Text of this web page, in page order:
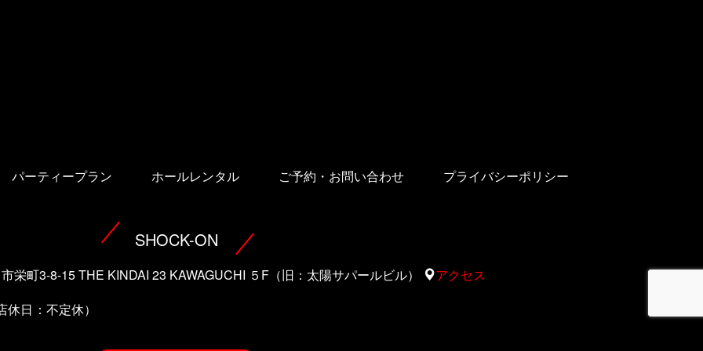
パーティープラン ホールレンタル ご予約・お問い合わせ プライバシーポリシー
SHOCK-ON
栄町3-8-15 THE KINDAI 23 KAWAGUCHI ５F（旧：太陽サパールビル）
アクセス
日：不定休）